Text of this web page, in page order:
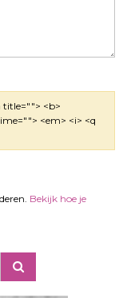
<b>
<em> <i> <q
Bekijk hoe je